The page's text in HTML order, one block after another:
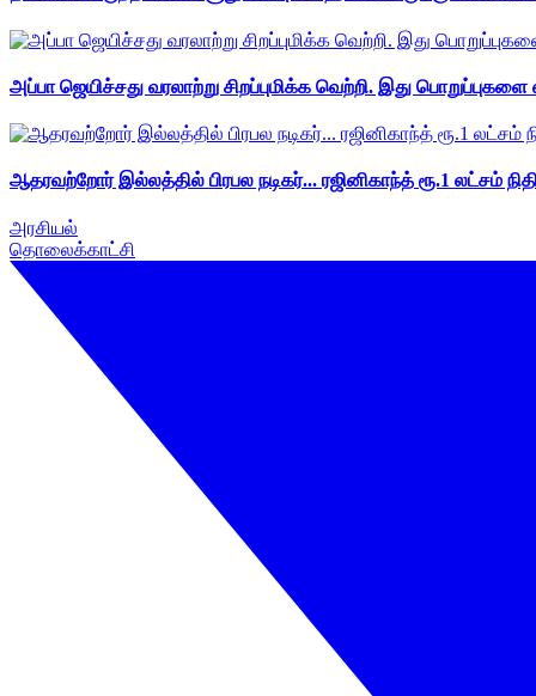
அப்பா ஜெயிச்சது வரலாற்று சிறப்புமிக்க வெற்றி. இது
ஆதரவற்றோர் இல்லத்தில் பிரபல நடிகர்... ரஜினிகாந்த் ரூ.1 லட்சம்
அரசியல்
தொலைக்காட்சி